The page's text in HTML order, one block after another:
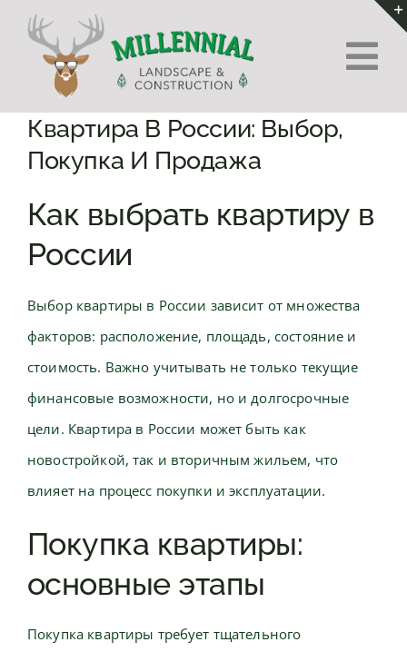
Home
About Us
Contact
Квартира В России: Выбор,
Покупка И Продажа
Как выбрать квартиру в
России
Выбор квартиры в России зависит от множества
факторов: расположение, площадь, состояние и
стоимость. Важно учитывать не только текущие
финансовые возможности, но и долгосрочные
цели. Квартира в России может быть как
новостройкой, так и вторичным жильем, что
влияет на процесс покупки и эксплуатации.
Покупка квартиры:
основные этапы
Покупка квартиры требует тщательного